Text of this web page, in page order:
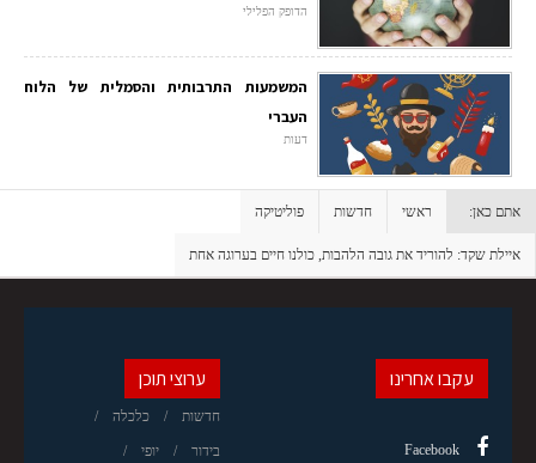
הדופק הפלילי
המשמעות התרבותית והסמלית של הלוח
העברי
דעות
אתם כאן: ראשי חדשות פוליטיקה
איילת שקד: להוריד את גובה הלהבות, כולנו חיים בערוגה אחת
ערוצי תוכן
חדשות כלכלה
בידור יופי
עקבו אחרינו
Facebook